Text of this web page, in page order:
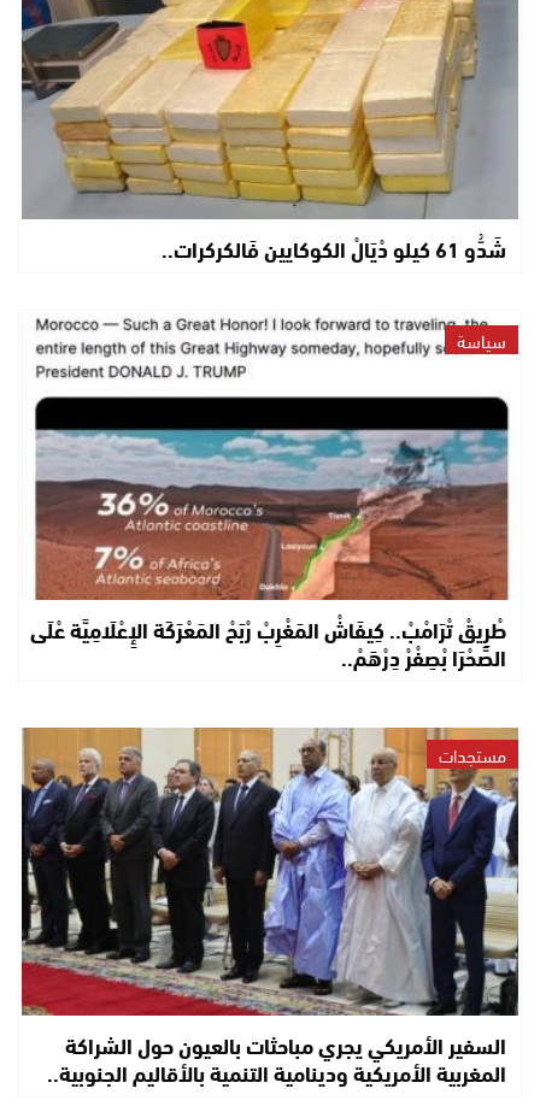
شَدُّو 61 كيلو دْيَالْ الكوكايين فَالكركرات..
سياسة
طْرِيقْ تْرَامْبْ.. كِيفَاشْ المَغْرِبْ رْبَحْ المَعْرَكَة الإِعْلَامِيَّة عْلَى
الصَّحْرَا بْصِفْرْ دِرْهَمْ..
مستجدات
السفير الأمريكي يجري مباحثات بالعيون حول الشراكة
المغربية الأمريكية ودينامية التنمية بالأقاليم الجنوبية..